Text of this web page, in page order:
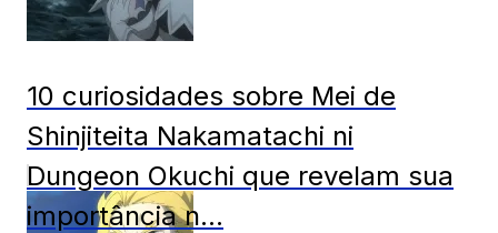
10 curiosidades sobre Mei de
Shinjiteita Nakamatachi ni
Dungeon Okuchi que revelam sua
importância n...